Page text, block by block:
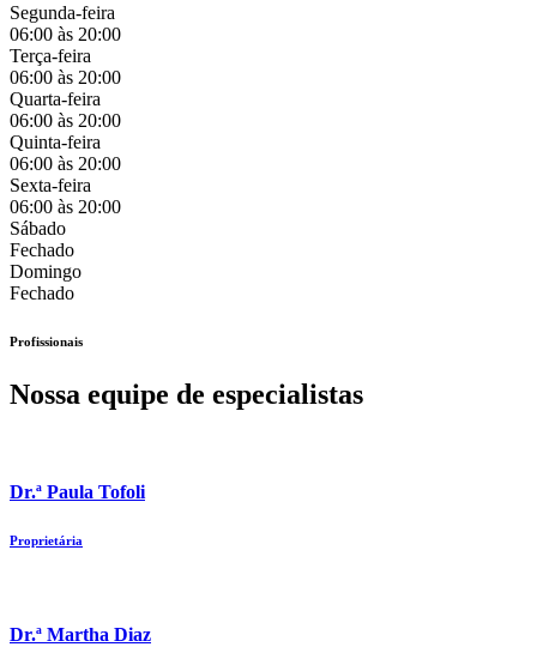
Segunda-feira
06:00 às 20:00
Terça-feira
06:00 às 20:00
Quarta-feira
06:00 às 20:00
Quinta-feira
06:00 às 20:00
Sexta-feira
06:00 às 20:00
Sábado
Fechado
Domingo
Fechado
Profissionais
Nossa equipe de especialistas
Dr.ª Paula Tofoli
Proprietária
Dr.ª Martha Diaz